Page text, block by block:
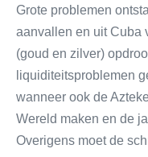
Grote problemen
aanvallen en uit Cuba
(goud en zilver)
liquiditeitsproblemen
wanneer ook de
Wereld maken en de
Overigens moet de